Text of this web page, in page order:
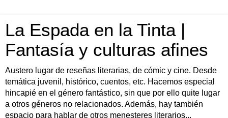
La Espada en la Tinta |
Fantasía y culturas afines
Austero lugar de reseñas literarias, de cómic y cine. Desde
temática juvenil, histórico, cuentos, etc. Hacemos especial
hincapié en el género fantástico, sin que por ello quite lugar
a otros géneros no relacionados. Además, hay también
espacio para hablar de otros menesteres literarios...